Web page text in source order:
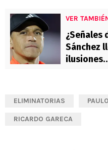
VER
¿Señales
Sánchez
ELIMINATORIAS
RICARDO GARECA